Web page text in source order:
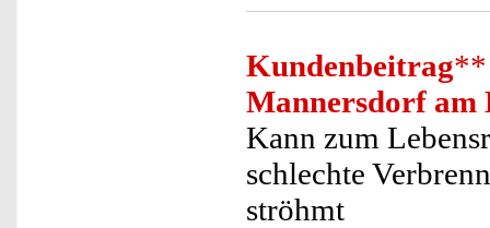
Kundenbeitrag**
Mannersdorf am
Kann zum
schlechte
ströhmt